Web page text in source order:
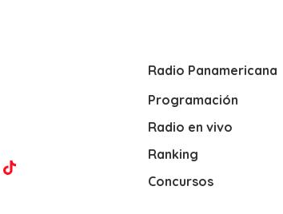
Radio Panamericana
Programación
Radio en vivo
Ranking
Concursos